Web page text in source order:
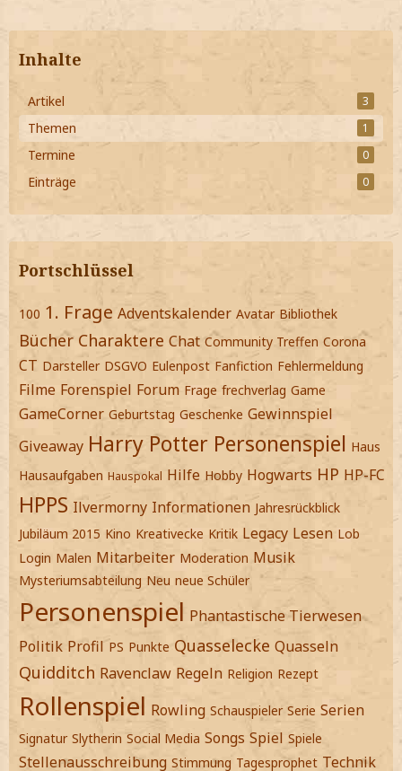
Inhalte
Artikel 3
Themen 1
Termine 0
Einträge 0
Portschlüssel
100 1. Frage Adventskalender Avatar Bibliothek
Bücher Charaktere Chat Community Treffen Corona
CT Darsteller DSGVO Eulenpost Fanfiction Fehlermeldung
Filme Forenspiel Forum Frage frechverlag Game
GameCorner Geburtstag Geschenke Gewinnspiel
Giveaway Harry Potter Personenspiel Haus
Hausaufgaben Hauspokal Hilfe Hobby Hogwarts HP HP-FC
HPPS Ilvermorny Informationen Jahresrückblick
Jubiläum 2015 Kino Kreativecke Kritik Legacy Lesen Lob
Login Malen Mitarbeiter Moderation Musik
Mysteriumsabteilung Neu neue Schüler
Personenspiel Phantastische Tierwesen
Politik Profil PS Punkte Quasselecke Quasseln
Quidditch Ravenclaw Regeln Religion Rezept
Rollenspiel Rowling Schauspieler Serie Serien
Signatur Slytherin Social Media Songs Spiel Spiele
Stellenausschreibung Stimmung Tagesprophet Technik